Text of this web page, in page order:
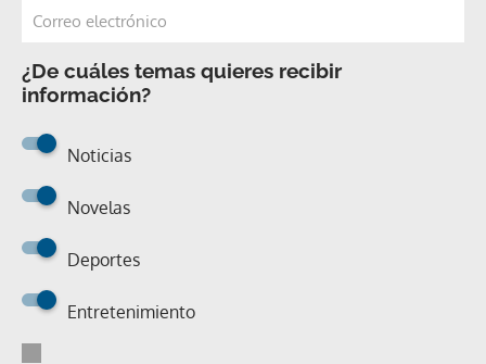
¿De cuáles temas quieres recibir
información?
Noticias
Novelas
Deportes
Entretenimiento